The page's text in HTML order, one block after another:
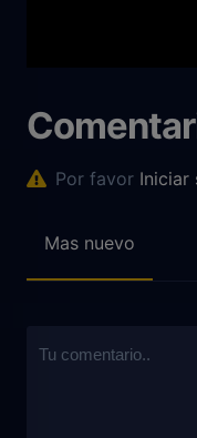
Por favor Iniciar
Mas nuevo